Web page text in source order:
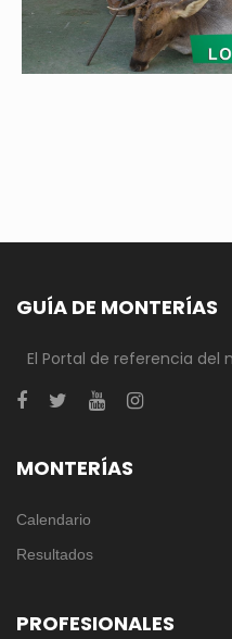
GUÍA DE MONTERÍAS
El Portal de referencia del
MONTERÍAS
Calendario
Resultados
PROFESIONALES